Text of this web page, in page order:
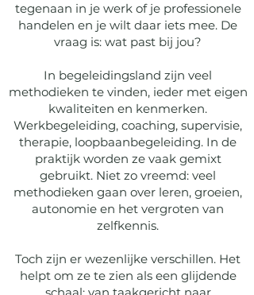
tegenaan in je werk of je professionele
handelen en je wilt daar iets mee. De
vraag is: wat past bij jou?
In begeleidingsland zijn veel
methodieken te vinden, ieder met eigen
kwaliteiten en kenmerken.
Werkbegeleiding, coaching, supervisie,
therapie, loopbaanbegeleiding. In de
praktijk worden ze vaak gemixt
gebruikt. Niet zo vreemd: veel
methodieken gaan over leren, groeien,
autonomie en het vergroten van
zelfkennis.
Toch zijn er wezenlijke verschillen. Het
helpt om ze te zien als een glijdende